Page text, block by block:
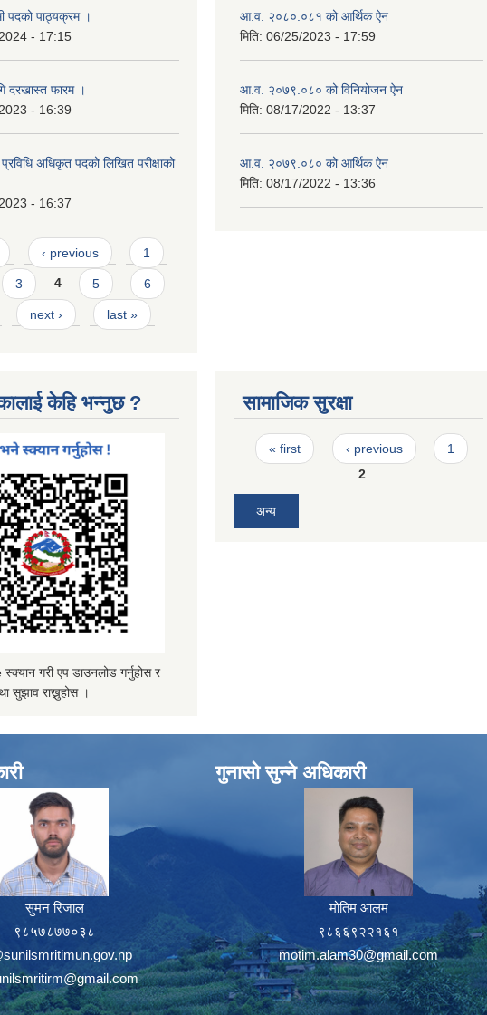
पदको पाठ्यक्रम ।
- 17:15
दरखास्त फारम ।
- 16:39
अधिकृत पदको लिखित परीक्षाको
- 16:37
‹ previous 1
3 4 5 6
next › last »
आ.व. २०८०.०८१ को आर्थिक ऐन
मिति: 06/25/2023 - 17:59
आ.व. २०७९.०८० को विनियोजन ऐन
मिति: 08/17/2022 - 13:37
आ.व. २०७९.०८० को आर्थिक ऐन
मिति: 08/17/2022 - 13:36
केहि भन्नुछ ?
गरी एप डाउनलोड गर्नुहोस र
सुझाव राख्नुहोस ।
सामाजिक सुरक्षा
Pages
« first ‹ previous
1
2
अन्य
सुमन रिजाल
९८५७८७७०३८
गुनासो सुन्ने अधिकारी
मोतिम आलम
९८६६९२२१६१
motim.alam30@gmail.com